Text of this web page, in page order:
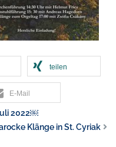
teilen
E-Mail
2022￼
Klänge in St. Cyriak